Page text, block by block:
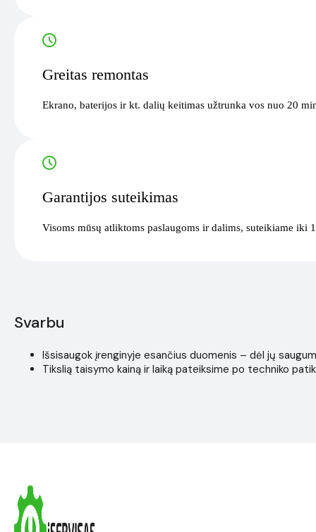
Greitas remontas
Ekrano, baterijos ir kt. dalių keitimas užtrunka vos nuo 20
Garantijos suteikimas
Visoms mūsų atliktoms paslaugoms ir dalims, suteikiame iki
Svarbu
Išsisaugok įrenginyje esančius duomenis – dėl jų
Tikslią taisymo kainą ir laiką pateiksime po techniko